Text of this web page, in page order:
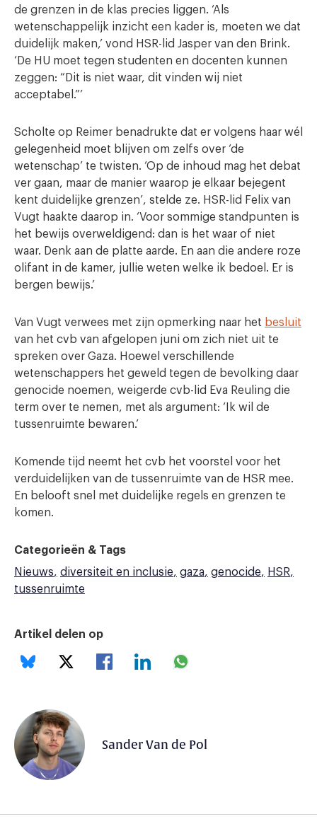
de grenzen in de klas precies liggen. ‘Als
wetenschappelijk inzicht een kader is, moeten we dat
duidelijk maken,’ vond HSR-lid Jasper van den Brink.
‘De HU moet tegen studenten en docenten kunnen
zeggen: “Dit is niet waar, dit vinden wij niet
acceptabel.”’
Scholte op Reimer benadrukte dat er volgens haar wél
gelegenheid moet blijven om zelfs over ‘de
wetenschap’ te twisten. ‘Op de inhoud mag het debat
ver gaan, maar de manier waarop je elkaar bejegent
kent duidelijke grenzen’, stelde ze. HSR-lid Felix van
Vugt haakte daarop in. ‘Voor sommige standpunten is
het bewijs overweldigend: dan is het waar of niet
waar. Denk aan de platte aarde. En aan die andere roze
olifant in de kamer, jullie weten welke ik bedoel. Er is
bergen bewijs.’
Van Vugt verwees met zijn opmerking naar het besluit
van het cvb van afgelopen juni om zich niet uit te
spreken over Gaza. Hoewel verschillende
wetenschappers het geweld tegen de bevolking daar
genocide noemen, weigerde cvb-lid Eva Reuling die
term over te nemen, met als argument: ‘Ik wil de
tussenruimte bewaren.’
Komende tijd neemt het cvb het voorstel voor het
verduidelijken van de tussenruimte van de HSR mee.
En belooft snel met duidelijke regels en grenzen te
komen.
Categorieën & Tags
Nieuws
diversiteit en inclusie gaza genocide
HSR
tussenruimte
Artikel delen op
Sander Van de Pol